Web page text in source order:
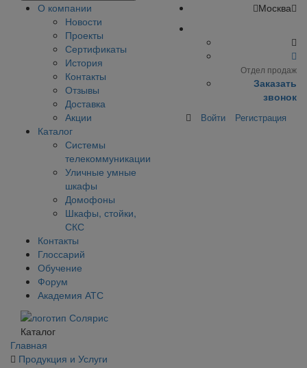
О компании
Новости
Проекты
Сертификаты
История
Контакты
Отзывы
Доставка
Акции
Каталог
Системы
телекоммуникации
Уличные умные
шкафы
Домофоны
Шкафы, стойки,
СКС
Контакты
Глоссарий
Обучение
Форум
Академия АТС
Москва
Отдел продаж
Заказать
звонок
Войти Регистрация
Каталог
Главная
Продукция и Услуги